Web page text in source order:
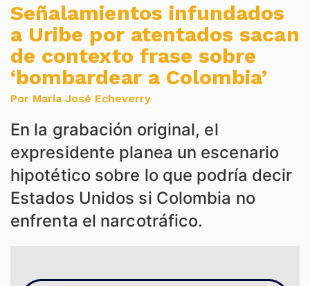
Señalamientos infundados
a Uribe por atentados sacan
de contexto frase sobre
‘bombardear a Colombia’
Por María José Echeverry
En la grabación original, el
expresidente planea un escenario
hipotético sobre lo que podría decir
Estados Unidos si Colombia no
enfrenta el narcotráfico.